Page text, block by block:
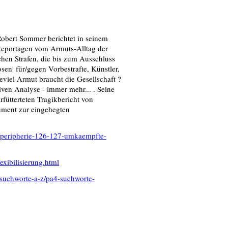
Sommer berichtet in seinem
vom Armuts-Alltag der
Strafen, die bis zum Ausschluss
für/gegen Vorbestrafte, Künstler,
Armut braucht die Gesellschaft ?
Analyse - immer mehr... . Seine
Tragikbericht von
zur eingehegten
126-127-umkaempfte-
a-z/pa4-suchworte-